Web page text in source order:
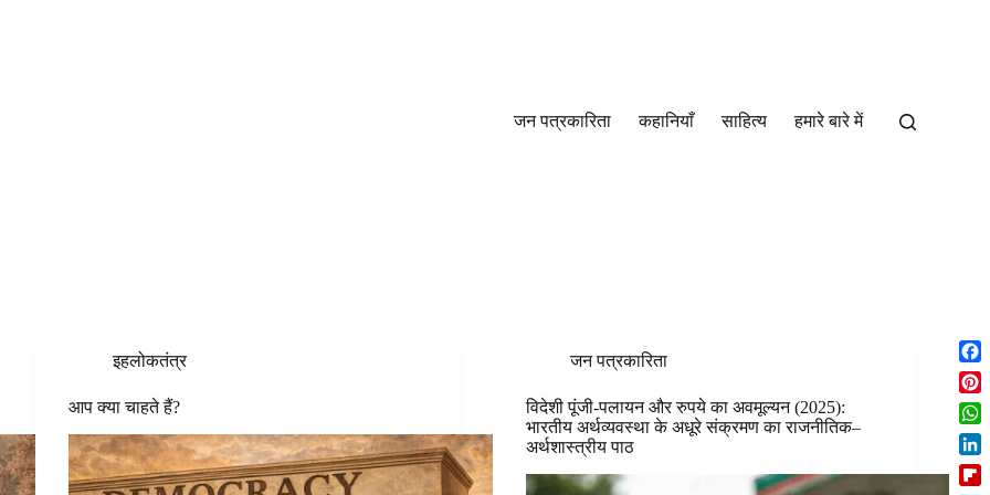
जन पत्रकारिता कहानियाँ साहित्‍य हमारे बारे में
इहलोकतंत्र
आप क्या चाहते हैं?
जन पत्रकारिता
विदेशी पूंजी-पलायन और रुपये का अवमूल्यन (2025):
भारतीय अर्थव्यवस्था के अधूरे संक्रमण का राजनीतिक–
अर्थशास्त्रीय पाठ
F
a
c
e
b
o
P
i
n
t
W
h
a
L
i